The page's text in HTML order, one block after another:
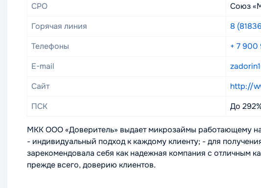
СРО
Союз
Горячая линия
8
Телефоны
+ 7 900
E-mail
Сайт
http://
ПСК
До
МКК ООО «Доверитель» выдает микрозаймы работающему
- индивидуальный подход к каждому клиенту; - для
зарекомендовала себя как надежная компания с отличным
прежде всего, доверию клиентов.